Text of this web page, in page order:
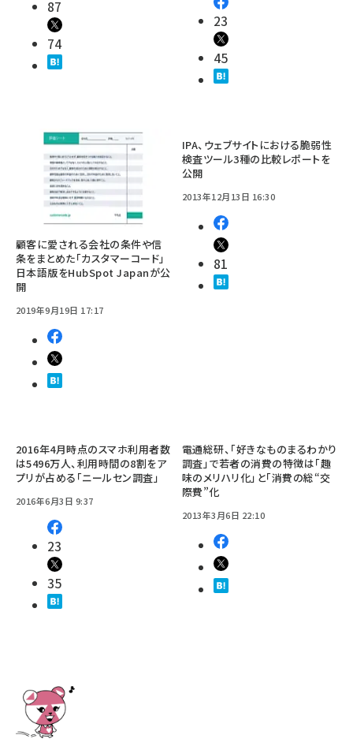
87
74
23
45
顧客に愛される会社の条件や信
条をまとめた「カスタマーコード」
日本語版をHubSpot Japanが公
開
2019年9月19日 17:17
IPA、ウェブサイトにおける脆弱性
検査ツール3種の比較レポートを
公開
2013年12月13日 16:30
81
2016年4月時点のスマホ利用者数
は5496万人、利用時間の8割をア
プリが占める「ニールセン調査」
2016年6月3日 9:37
23
35
電通総研、「好きなものまるわかり
調査」で若者の消費の特徴は「趣
味のメリハリ化」と「消費の総“交
際費”化
2013年3月6日 22:10